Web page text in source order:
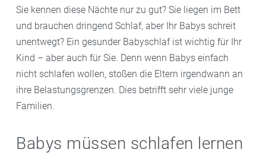
Sie kennen diese Nächte nur zu gut? Sie liegen im Bett
und brauchen dringend Schlaf, aber Ihr Babys schreit
unentwegt? Ein gesunder Babyschlaf ist wichtig für Ihr
Kind – aber auch für Sie. Denn wenn Babys einfach
nicht schlafen wollen, stoßen die Eltern irgendwann an
ihre Belastungsgrenzen. Dies betrifft sehr viele junge
Familien.
Babys müssen schlafen lernen